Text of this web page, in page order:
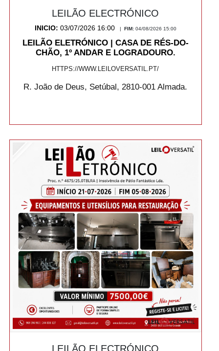
LEILÃO ELECTRÓNICO
INICIO: 03/07/2026 16:00 FIM: 04/08/2026 15:00
LEILÃO ELETRÓNICO | CASA DE RÉS-DO-
CHÃO, 1º ANDAR E LOGRADOURO.
HTTPS://WWW.LEILOVERSATIL.PT/
R. João de Deus, Setúbal, 2810-001 Almada.
LEILÃO ELECTRÓNICO